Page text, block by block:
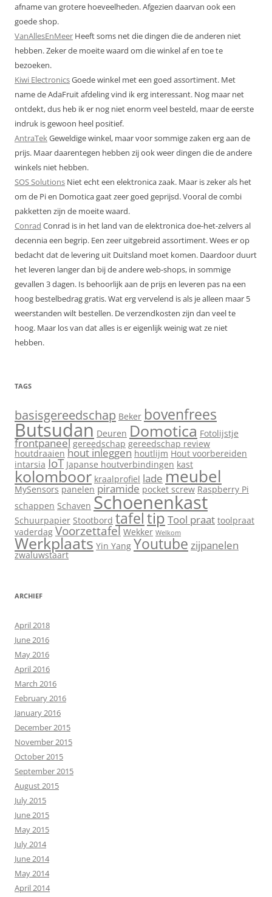
afname van grotere hoeveelheden. Afgezien daarvan ook een
goede shop.
VanAllesEnMeer Heeft soms net die dingen die de anderen niet
hebben. Zeker de moeite waard om die winkel af en toe te
bezoeken.
Kiwi ElectronicsGoede winkel met een goed assortiment. Met
name de AdaFruit afdeling vind ik erg interessant. Nog maar net
ontdekt, dus heb ik er nog niet enorm veel besteld, maar de eerste
indruk is gewoon heel positief.
AntraTekGeweldige winkel, maar voor sommige zaken erg aan de
prijs. Maar daarentegen hebben zij ook weer dingen die de andere
winkels niet hebben.
SOS Solutions Niet echt een elektronica zaak. Maar is zeker als het
om de Pi en Domotica gaat zeer goed geprijsd. Vooral de combi
pakketten zijn de moeite waard.
Conrad Conrad is in het land van de elektronica doe-het-zelvers al
decennia een begrip. Een zeer uitgebreid assortiment. Wees er op
bedacht dat de levering uit Duitsland moet komen. Daardoor duurt
het leveren langer dan bij de andere web-shops, in sommige
gevallen 3 dagen. Is behoorlijk aan de prijs en leveren pas na een
hoog bestelbedrag gratis. Wat erg vervelend is als je alleen maar 5
weerstanden wilt bestellen. De verzendkosten zijn dan veel te
hoog. Maar los van dat alles is er eigenlijk weinig wat ze niet
hebben.
TAGS
basisgereedschap Beker bovenfrees
Butsudan Deuren Domotica Fotolijstje
frontpaneel gereedschap gereedschap review
houtdraaien hout inleggen houtlijm Hout voorbereiden
intarsia IoT Japanse houtverbindingen kast
kolomboor kraalprofiel lade meubel
MySensors panelen piramide pocket screw Raspberry Pi
schappen Schaven Schoenenkast
Schuurpapier Stootbord tafeltipTool praat toolpraat
vaderdag Voorzettafel Wekker Welkom
Werkplaats Yin Yang Youtube zijpanelen
zwaluwstaart
ARCHIEF
April 2018
June 2016
May 2016
April 2016
March 2016
February 2016
January 2016
December 2015
November 2015
October 2015
September 2015
August 2015
July 2015
June 2015
May 2015
July 2014
June 2014
May 2014
April 2014